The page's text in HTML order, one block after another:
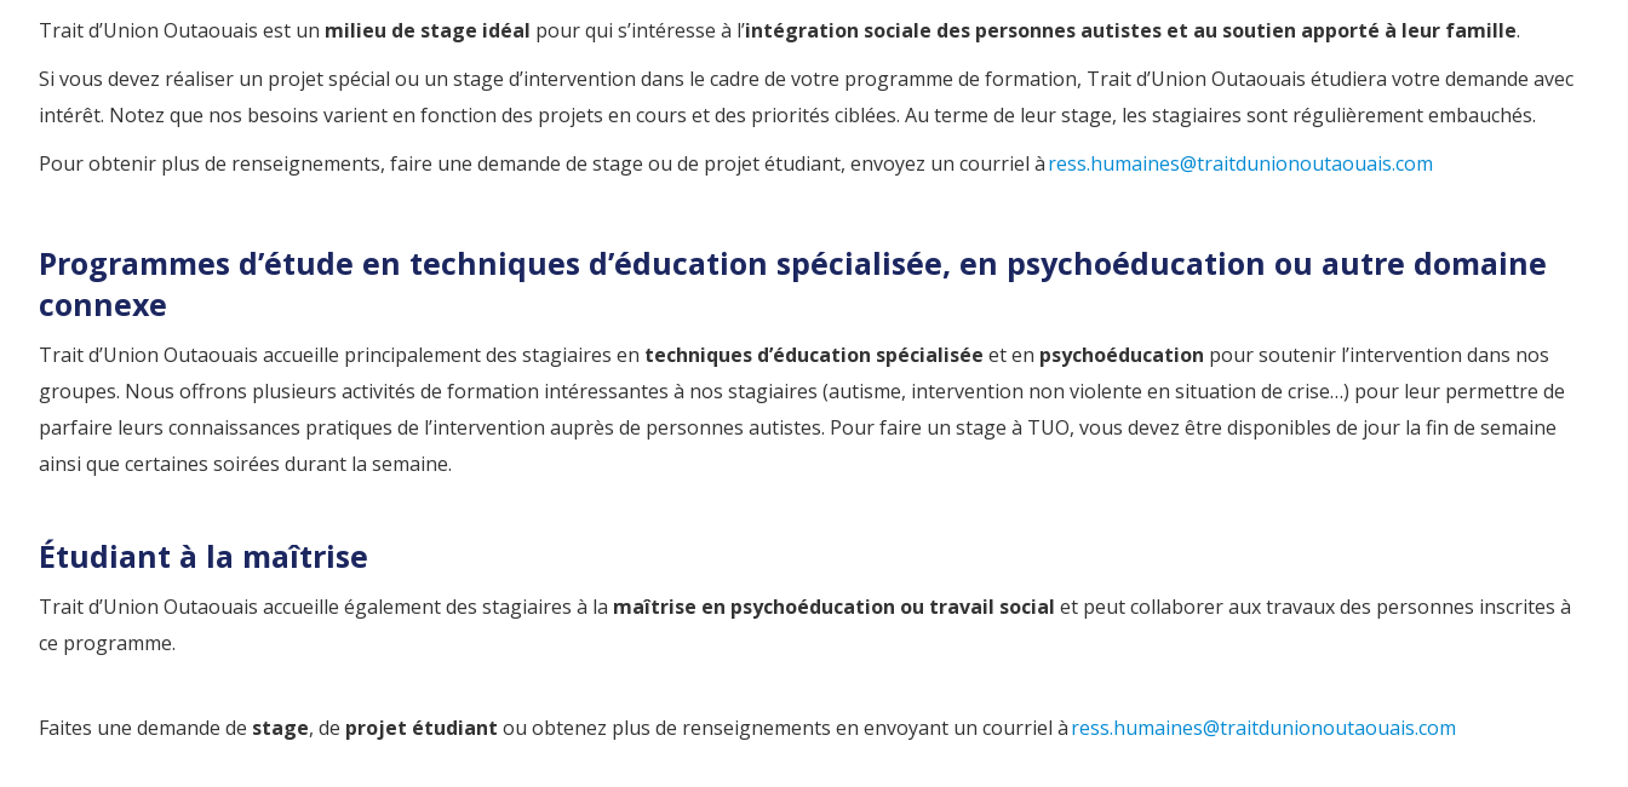
Trait d’Union Outaouais est un milieu de stage idéal pour qui s’intéresse à l’intégration sociale des personnes autistes et au soutien apporté à leur famille.
Si vous devez réaliser un projet spécial ou un stage d’intervention dans le cadre de votre programme de formation, Trait d’Union Outaouais étudiera votre demande avec
intérêt. Notez que nos besoins varient en fonction des projets en cours et des priorités ciblées. Au terme de leur stage, les stagiaires sont régulièrement embauchés.
Pour obtenir plus de renseignements, faire une demande de stage ou de projet étudiant, envoyez un courriel àress.humaines@traitdunionoutaouais.com
Programmes d’étude en techniques d’éducation spécialisée, en psychoéducation ou autre domaine
connexe
Trait d’Union Outaouais accueille principalement des stagiaires en techniques d’éducation spécialisée et en psychoéducation pour soutenir l’intervention dans nos
groupes. Nous offrons plusieurs activités de formation intéressantes à nos stagiaires (autisme, intervention non violente en situation de crise…) pour leur permettre de
parfaire leurs connaissances pratiques de l’intervention auprès de personnes autistes. Pour faire un stage à TUO, vous devez être disponibles de jour la fin de semaine
ainsi que certaines soirées durant la semaine.
Étudiant à la maîtrise
Trait d’Union Outaouais accueille également des stagiaires à la maîtrise en psychoéducation ou travail social et peut collaborer aux travaux des personnes inscrites à
ce programme.
Faites une demande de stage, de projet étudiant ou obtenez plus de renseignements en envoyant un courriel àress.humaines@traitdunionoutaouais.com